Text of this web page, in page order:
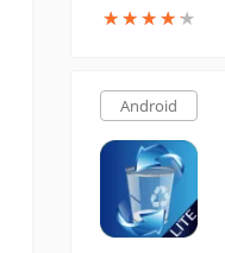
★★★★★
★★★★★
Android